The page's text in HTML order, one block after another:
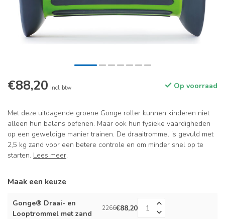
€88,20 Incl. btw Op voorraad
Met deze uitdagende groene Gonge roller kunnen kinderen niet
alleen hun balans oefenen. Maar ook hun fysieke vaardigheden
op een geweldige manier trainen. De draaitrommel is gevuld met
2,5 kg zand voor een betere controle en om minder snel op te
starten. Lees meer.
Maak een keuze
Gonge® Draai- en
Looptrommel met zand
2266€88,20